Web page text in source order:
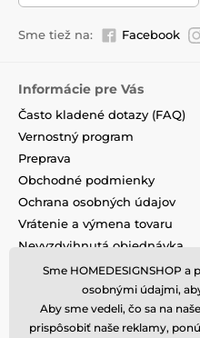
Sme tiež na: Facebook
Informácie pre Vás
Často kladené dotazy (FAQ)
Vernostný program
Preprava
Obchodné podmienky
Ochrana osobných údajov
Vrátenie a výmena tovaru
Nevyzdvihnutá objednávka
na dobierku
Podmienky akcie a zľavové
kódy
Reklamacie
Sme HOMEDESIGNSHOP
osobnými údajmi,
Aby sme vedeli, čo sa na
prispôsobiť naše reklamy,